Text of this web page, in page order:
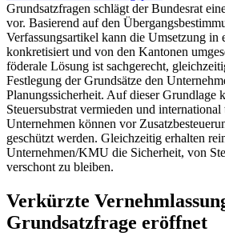
Grundsatzfragen schlägt der Bundesrat
vor. Basierend auf den
Verfassungsartikel kann die Umsetzung in
konkretisiert und von den Kantonen
föderale Lösung ist sachgerecht,
Festlegung der Grundsätze den
Planungssicherheit. Auf dieser Grundlage
Steuersubstrat vermieden und
Unternehmen können vor
geschützt werden. Gleichzeitig erhalten
Unternehmen/KMU die Sicherheit, von
verschont zu bleiben.
Verkürzte
Grundsatzfrage eröffnet